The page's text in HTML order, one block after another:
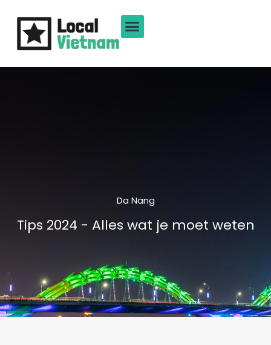
naar
inhoud
Da Nang
Tips 2024 - Alles wat je moet weten